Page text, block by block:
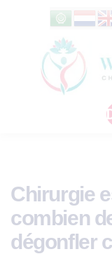
Chirurgie
combien
dégonfler